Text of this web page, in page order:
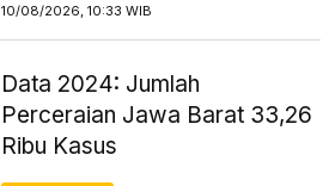
10/08/2026, 10:33 WIB
Data 2024: Jumlah
Perceraian Jawa Barat 33,26
Ribu Kasus